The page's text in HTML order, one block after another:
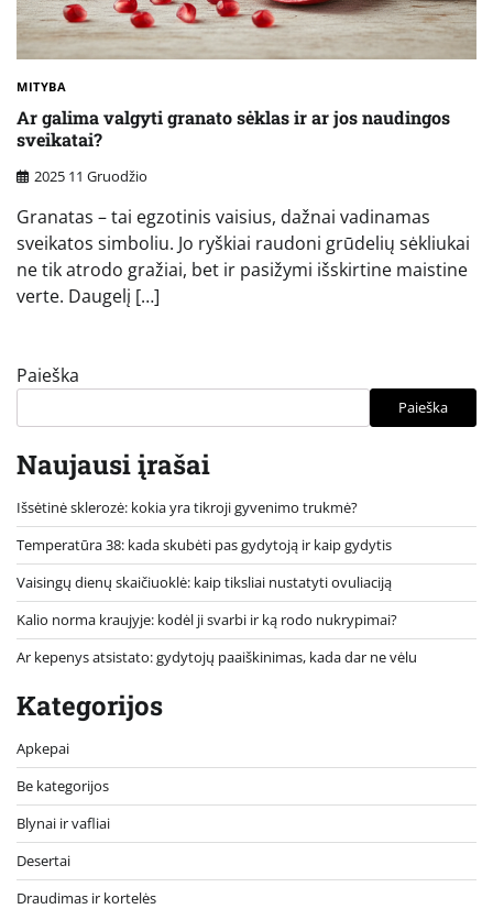
MITYBA
Ar galima valgyti granato sėklas ir ar jos naudingos
sveikatai?
2025 11 Gruodžio
Granatas – tai egzotinis vaisius, dažnai vadinamas
sveikatos simboliu. Jo ryškiai raudoni grūdelių sėkliukai
ne tik atrodo gražiai, bet ir pasižymi išskirtine maistine
verte. Daugelį […]
Paieška
Paieška
Naujausi įrašai
Išsėtinė sklerozė: kokia yra tikroji gyvenimo trukmė?
Temperatūra 38: kada skubėti pas gydytoją ir kaip gydytis
Vaisingų dienų skaičiuoklė: kaip tiksliai nustatyti ovuliaciją
Kalio norma kraujyje: kodėl ji svarbi ir ką rodo nukrypimai?
Ar kepenys atsistato: gydytojų paaiškinimas, kada dar ne vėlu
Kategorijos
Apkepai
Be kategorijos
Blynai ir vafliai
Desertai
Draudimas ir kortelės